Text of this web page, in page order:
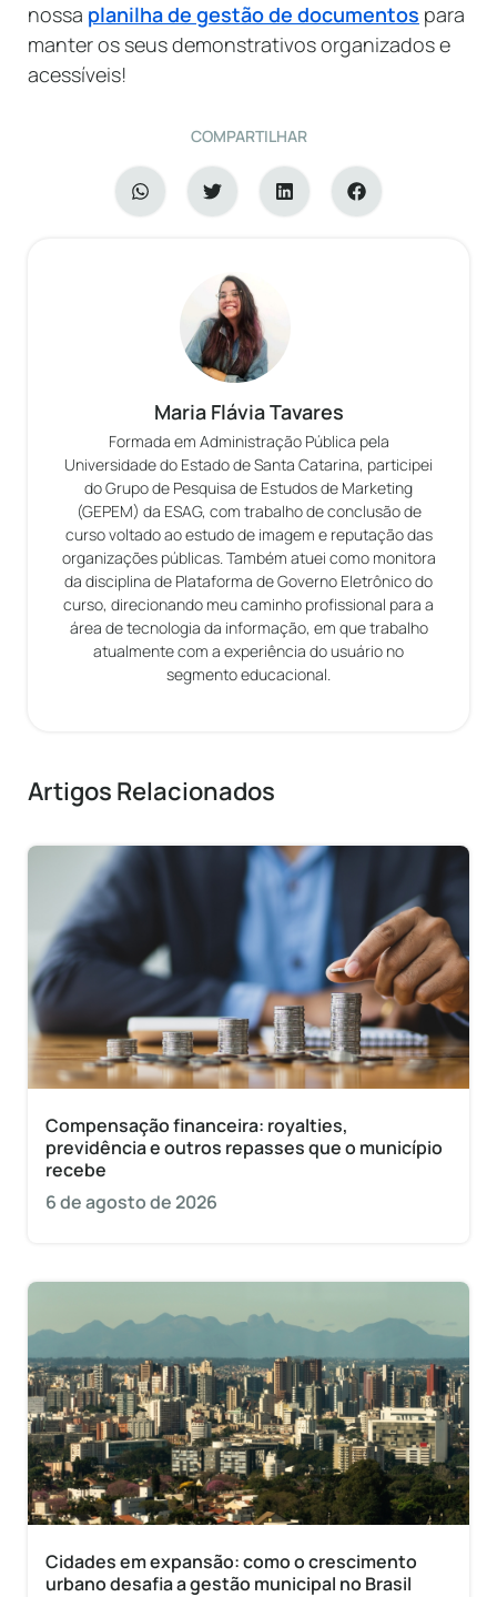
nossa planilha de gestão de documentos para
manter os seus demonstrativos organizados e
acessíveis!
COMPARTILHAR
Maria Flávia Tavares
Formada em Administração Pública pela
Universidade do Estado de Santa Catarina, participei
do Grupo de Pesquisa de Estudos de Marketing
(GEPEM) da ESAG, com trabalho de conclusão de
curso voltado ao estudo de imagem e reputação das
organizações públicas. Também atuei como monitora
da disciplina de Plataforma de Governo Eletrônico do
curso, direcionando meu caminho profissional para a
área de tecnologia da informação, em que trabalho
atualmente com a experiência do usuário no
segmento educacional.
Artigos Relacionados
Compensação financeira: royalties,
previdência e outros repasses que o município
recebe
6 de agosto de 2026
Cidades em expansão: como o crescimento
urbano desafia a gestão municipal no Brasil